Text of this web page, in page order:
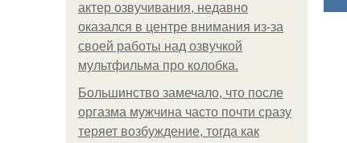
актер озвучивания, недавно
оказался в центре внимания из-за
своей работы над озвучкой
мультфильма про колобка.
Большинство замечало, что после
оргазма мужчина часто почти сразу
теряет возбуждение, тогда как